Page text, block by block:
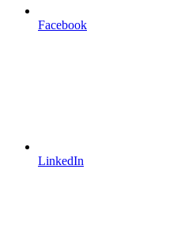
Facebook
LinkedIn